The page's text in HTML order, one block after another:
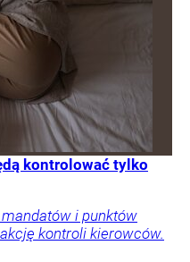
kontrolować tylko
i punktów
kontroli kierowców.